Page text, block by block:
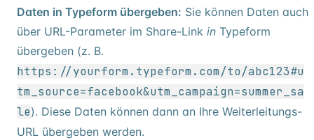
Daten in Typeform übergeben: Sie können Daten auch
über URL-Parameter im Share-Link in Typeform
übergeben (z. B.
https://yourform.typeform.com/to/abc123#u
tm source=facebook&utm campaign=summer
sa
le). Diese Daten können dann an Ihre Weiterleitungs-
URL übergeben werden.